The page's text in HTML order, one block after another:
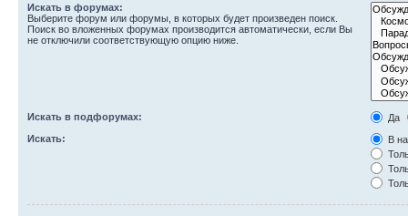
Искать в форумах:
Выберите форум или форумы, в которых будет произведен поиск.
Поиск во вложенных форумах производится автоматически, если Вы
не отключили соответствующую опцию ниже.
Искать в подфорумах:
Да
Искать:
В